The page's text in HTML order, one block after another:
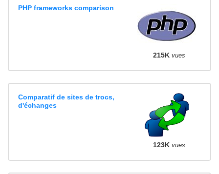
PHP frameworks comparison
215K vues
Comparatif de sites de trocs,
d'échanges
123K vues